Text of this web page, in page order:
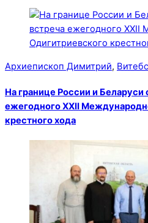
Архиепископ Димитрий,
На границе России и Беларуси
ежегодного XXII
крестного хода